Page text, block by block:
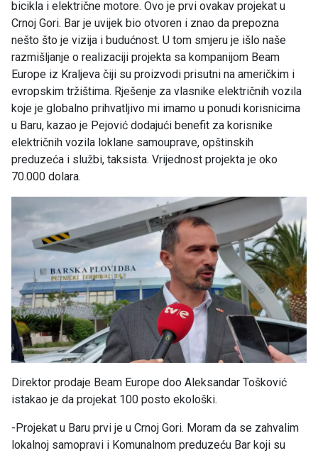
bicikla i električne motore. Ovo je prvi ovakav projekat u
Crnoj Gori. Bar je uvijek bio otvoren i znao da prepozna
nešto što je vizija i budućnost. U tom smjeru je išlo naše
razmišljanje o realizaciji projekta sa kompanijom Beam
Europe iz Kraljeva čiji su proizvodi prisutni na američkim i
evropskim tržištima. Rješenje za vlasnike električnih vozila
koje je globalno prihvatljivo mi imamo u ponudi korisnicima
u Baru, kazao je Pejović dodajući benefit za korisnike
električnih vozila loklane samouprave, opštinskih
preduzeća i službi, taksista. Vrijednost projekta je oko
70.000 dolara.
Direktor prodaje Beam Europe doo Aleksandar Tošković
istakao je da projekat 100 posto ekološki.
-Projekat u Baru prvi je u Crnoj Gori. Moram da se zahvalim
lokalnoj samopravi i Komunalnom preduzeću Bar koji su